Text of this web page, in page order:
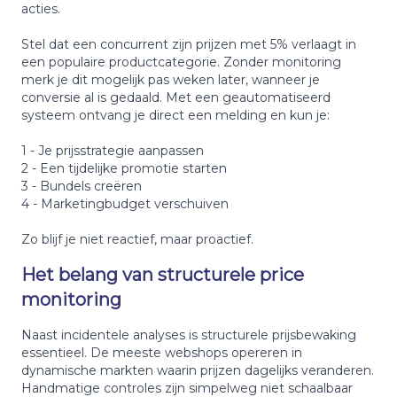
acties.
Stel dat een concurrent zijn prijzen met 5% verlaagt in
een populaire productcategorie. Zonder monitoring
merk je dit mogelijk pas weken later, wanneer je
conversie al is gedaald. Met een geautomatiseerd
systeem ontvang je direct een melding en kun je:
1 - Je prijsstrategie aanpassen
2 - Een tijdelijke promotie starten
3 - Bundels creëren
4 - Marketingbudget verschuiven
Zo blijf je niet reactief, maar proactief.
Het belang van structurele price
monitoring
Naast incidentele analyses is structurele prijsbewaking
essentieel. De meeste webshops opereren in
dynamische markten waarin prijzen dagelijks veranderen.
Handmatige controles zijn simpelweg niet schaalbaar